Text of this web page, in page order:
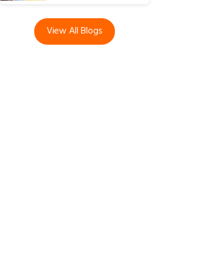
View All Blogs